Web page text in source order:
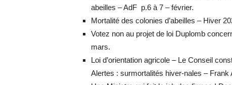
abeilles – AdF p.6 à 7 – février.
Mortalité des colonies d’abeilles – Hiver
Votez non au projet de loi Duplomb
mars.
Loi d’orientation agricole – Le Conseil
Alertes : surmortalités hiver-nales – Frank